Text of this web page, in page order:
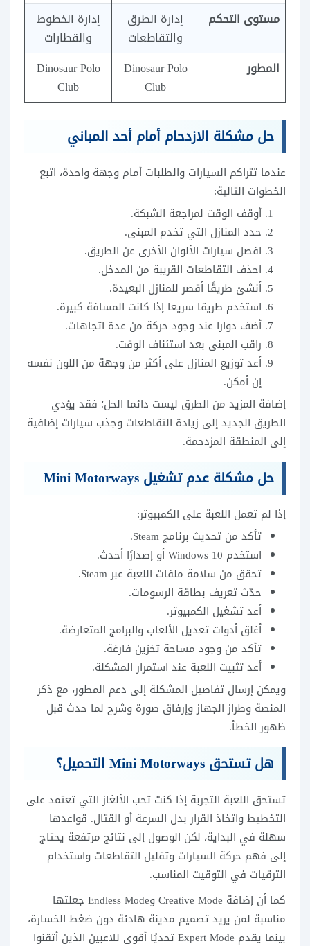
مستوى التحكم
إدارة الطرق
والتقاطعات
إدارة الخطوط
والقطارات
المطور
Dinosaur Polo
Club
Dinosaur Polo
Club
حل مشكلة الازدحام أمام أحد المباني
عندما تتراكم السيارات والطلبات أمام وجهة واحدة، اتبع
الخطوات التالية:
أوقف الوقت لمراجعة الشبكة.
حدد المنازل التي تخدم المبنى.
افصل سيارات الألوان الأخرى عن الطريق.
احذف التقاطعات القريبة من المدخل.
أنشئ طريقًا أقصر للمنازل البعيدة.
استخدم طريقا سريعا إذا كانت المسافة كبيرة.
أضف دوارا عند وجود حركة من عدة اتجاهات.
راقب المبنى بعد استئناف الوقت.
أعد توزيع المنازل على أكثر من وجهة من اللون نفسه
إن أمكن.
إضافة المزيد من الطرق ليست دائما الحل؛ فقد يؤدي
الطريق الجديد إلى زيادة التقاطعات وجذب سيارات إضافية
إلى المنطقة المزدحمة.
حل مشكلة عدم تشغيل Mini Motorways
إذا لم تعمل اللعبة على الكمبيوتر:
تأكد من تحديث برنامج Steam.
استخدم Windows 10 أو إصدارًا أحدث.
تحقق من سلامة ملفات اللعبة عبر Steam.
حدّث تعريف بطاقة الرسومات.
أعد تشغيل الكمبيوتر.
أغلق أدوات تعديل الألعاب والبرامج المتعارضة.
تأكد من وجود مساحة تخزين فارغة.
أعد تثبيت اللعبة عند استمرار المشكلة.
ويمكن إرسال تفاصيل المشكلة إلى دعم المطور، مع ذكر
المنصة وطراز الجهاز وإرفاق صورة وشرح لما حدث قبل
ظهور الخطأ.
هل تستحق Mini Motorways التحميل؟
تستحق اللعبة التجربة إذا كنت تحب الألغاز التي تعتمد على
التخطيط واتخاذ القرار بدل السرعة أو القتال. قواعدها
سهلة في البداية، لكن الوصول إلى نتائج مرتفعة يحتاج
إلى فهم حركة السيارات وتقليل التقاطعات واستخدام
الترقيات في التوقيت المناسب.
كما أن إضافة Creative Mode وEndless Mode جعلتها
مناسبة لمن يريد تصميم مدينة هادئة دون ضغط الخسارة،
بينما يقدم Expert Mode تحديًا أقوى للاعبين الذين أتقنوا